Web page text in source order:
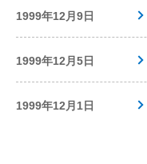
1999年12月9日
1999年12月5日
1999年12月1日